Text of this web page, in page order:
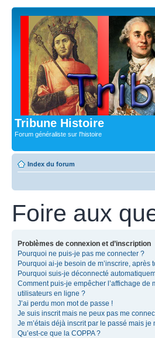
Tribune Histoire
Forum généraliste sur l'histoire
Index du forum
Foire aux
Problèmes de connexion et d’inscription
Pourquoi ne puis-je pas me connecter ?
Pourquoi ai-je besoin de m’inscrire, après
Pourquoi suis-je déconnecté
Comment puis-je empêcher l’affichage de
utilisateurs en ligne ?
J’ai perdu mon mot de passe !
Je suis inscrit mais ne peux pas me
Je m’étais déjà inscrit par le passé mais
Qu’est-ce que la COPPA ?